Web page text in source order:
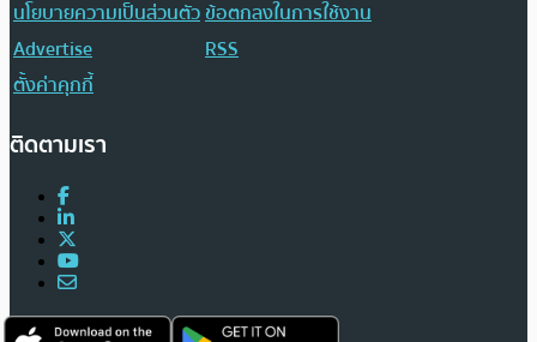
นโยบายความเป็นส่วนตัวข้อตกลงในการใช้งาน
Advertise
RSS
ตั้งค่าคุกกี้
ติดตามเรา